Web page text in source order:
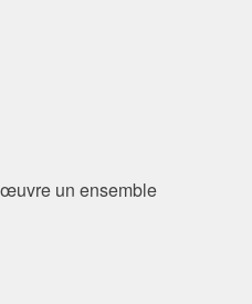
un ensemble